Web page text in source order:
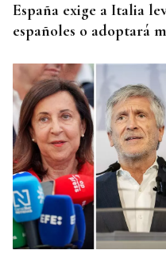
España exige a Italia
españoles o adoptará